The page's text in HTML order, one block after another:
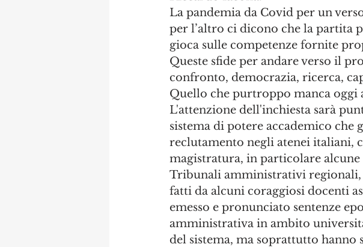
La pandemia da Covid per un
per l’altro ci dicono che la partita
gioca sulle competenze fornite
Queste sfide per andare verso il
confronto, democrazia, ricerca,
Quello che purtroppo manca oggi
L'attenzione dell'inchiesta sarà
sistema di potere accademico che
reclutamento negli atenei italiani,
magistratura, in particolare alcune
Tribunali amministrativi
fatti da alcuni coraggiosi docenti
emesso e pronunciato sentenze
amministrativa in ambito
del sistema, ma soprattutto